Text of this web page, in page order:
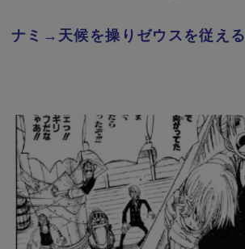
ナミ→天候を操りゼウスを従える